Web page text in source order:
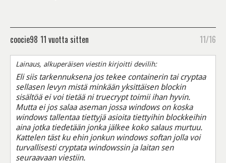
coocie98 11 vuotta sitten 11/16
Lainaus, alkuperäisen viestin kirjoitti devilih:
Eli siis tarkennuksena jos tekee containerin tai cryptaa
sellasen levyn mistä minkään yksittäisen blockin
sisältöä ei voi tietää ni truecrypt toimii ihan hyvin.
Mutta ei jos salaa aseman jossa windows on koska
windows tallentaa tiettyjä asioita tiettyihin blockkeihin
aina jotka tiedetään jonka jälkee koko salaus murtuu.
Kattelen täst ku ehin jonkun windows softan jolla voi
turvallisesti cryptata windowssin ja laitan sen
seuraavaan viestiin.